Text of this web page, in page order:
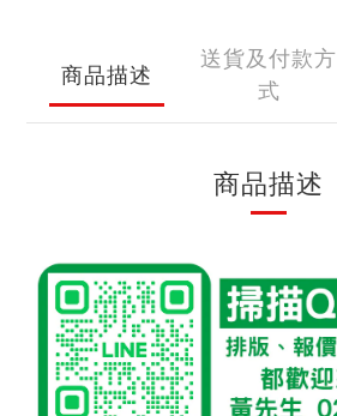
商品描述
送貨及付款方
式
商品描述